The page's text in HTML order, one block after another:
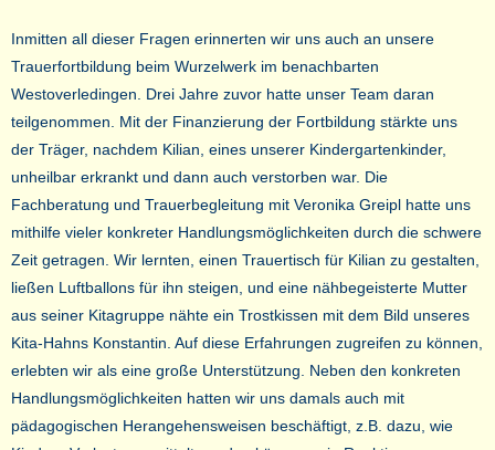
Inmitten all dieser Fragen erinnerten wir uns auch an unsere
Trauerfortbildung beim Wurzelwerk im benachbarten
Westoverledingen. Drei Jahre zuvor hatte unser Team daran
teilgenommen. Mit der Finanzierung der Fortbildung stärkte uns
der Träger, nachdem Kilian, eines unserer Kindergartenkinder,
unheilbar erkrankt und dann auch verstorben war. Die
Fachberatung und Trauerbegleitung mit Veronika Greipl hatte uns
mithilfe vieler konkreter Handlungsmöglichkeiten durch die schwere
Zeit getragen. Wir lernten, einen Trauertisch für Kilian zu gestalten,
ließen Luftballons für ihn steigen, und eine nähbegeisterte Mutter
aus seiner Kitagruppe nähte ein Trostkissen mit dem Bild unseres
Kita-Hahns Konstantin. Auf diese Erfahrungen zugreifen zu können,
erlebten wir als eine große Unterstützung. Neben den konkreten
Handlungsmöglichkeiten hatten wir uns damals auch mit
pädagogischen Herangehensweisen beschäftigt, z.B. dazu, wie